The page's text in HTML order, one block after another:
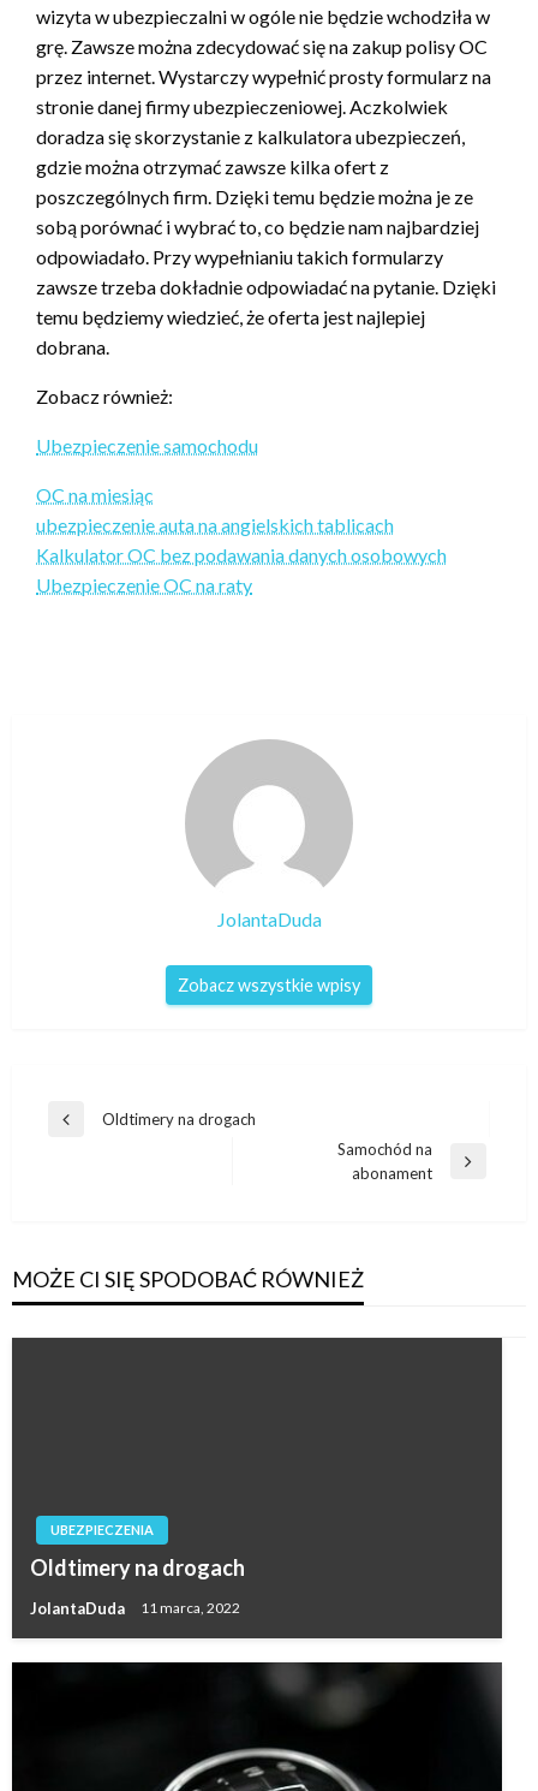
wizyta w ubezpieczalni w ogóle nie będzie wchodziła w
grę. Zawsze można zdecydować się na zakup polisy OC
przez internet. Wystarczy wypełnić prosty formularz na
stronie danej firmy ubezpieczeniowej. Aczkolwiek
doradza się skorzystanie z kalkulatora ubezpieczeń,
gdzie można otrzymać zawsze kilka ofert z
poszczególnych firm. Dzięki temu będzie można je ze
sobą porównać i wybrać to, co będzie nam najbardziej
odpowiadało. Przy wypełnianiu takich formularzy
zawsze trzeba dokładnie odpowiadać na pytanie. Dzięki
temu będziemy wiedzieć, że oferta jest najlepiej
dobrana.
Zobacz również:
Ubezpieczenie samochodu
OC na miesiąc
ubezpieczenie auta na angielskich tablicach
Kalkulator OC bez podawania danych osobowych
Ubezpieczenie OC na raty
JolantaDuda
Zobacz wszystkie wpisy
Nawigacja
Poprzedni
Oldtimery na drogach
Samochód na
abonament
MOŻE CI SIĘ SPODOBAĆ RÓWNIEŻ
UBEZPIECZENIA
Oldtimery na drogach
JolantaDuda 11 marca, 2022